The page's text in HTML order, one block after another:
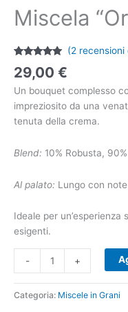
Miscela
5.00su 5
su base di
recensioni
(2 recensioni
29,00 €
Un bouquet complesso
impreziosito da una
tenuta della crema.
Blend: 10% Robusta,
Al palato: Lungo con
Ideale per
esigenti.
- +
Categoria: Miscele in Grani